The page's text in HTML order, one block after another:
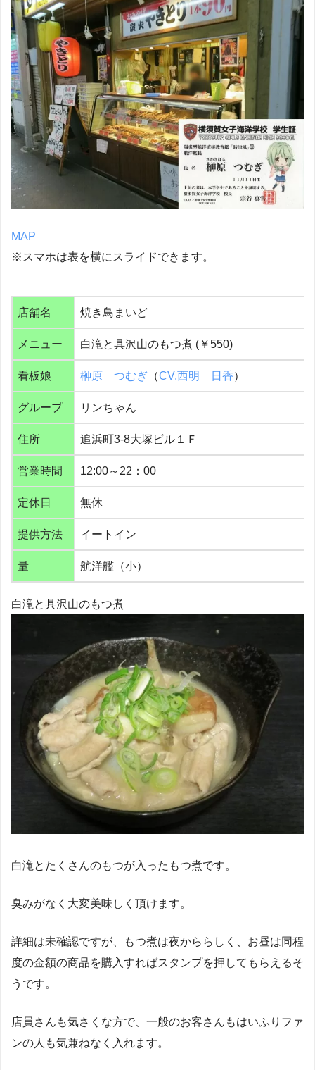
MAP
※スマホは表を横にスライドできます。
店舗名 焼き鳥まいど
メニュー 白滝と具沢山のもつ煮 (￥550)
看板娘 榊原 つむぎ （CV.西明 日香）
グループ リンちゃん
住所 追浜町3-8大塚ビル１Ｆ
営業時間 12:00～22：00
定休日 無休
提供方法 イートイン
量 航洋艦（小）
白滝と具沢山のもつ煮
白滝とたくさんのもつが入ったもつ煮です。
臭みがなく大変美味しく頂けます。
詳細は未確認ですが、もつ煮は夜かららしく、お昼は同程
度の金額の商品を購入すればスタンプを押してもらえるそ
うです。
店員さんも気さくな方で、一般のお客さんもはいふりファ
ンの人も気兼ねなく入れます。